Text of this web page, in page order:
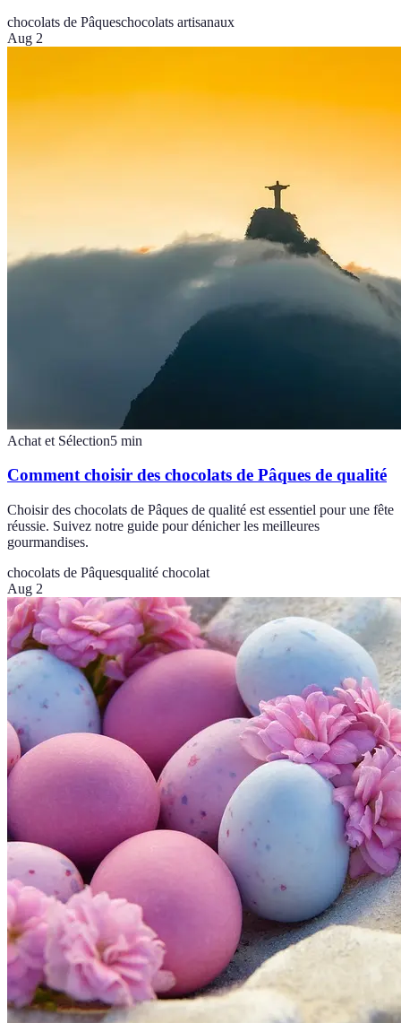
chocolats de Pâqueschocolats artisanaux
Aug 2
Achat et Sélection5 min
Comment choisir des chocolats de Pâques de qualité
Choisir des chocolats de Pâques de qualité est essentiel pour une fête
réussie. Suivez notre guide pour dénicher les meilleures
gourmandises.
chocolats de Pâquesqualité chocolat
Aug 2